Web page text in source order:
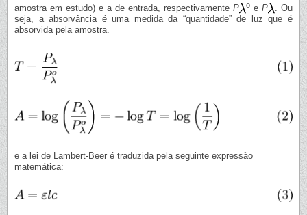
amostra em estudo) e a de entrada, respectivamente P o e P
. Ou
seja, a absorvância é uma medida da “quantidade” de luz que é
absorvida pela amostra.
e a lei de Lambert-Beer é traduzida pela seguinte expressão
matemática: